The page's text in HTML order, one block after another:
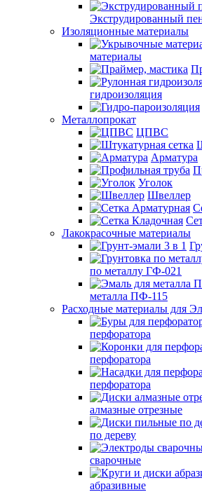
Экструдированный
Изоляционные материалы
материалы
гидроизоляция
Металлопрокат
ЦПВС
Арматура
Уголок
Швеллер
Лакокрасочные материалы
по металлу ГФ-021
металла ПФ-115
Расходные материалы для
перфоратора
перфоратора
перфоратора
алмазные отрезные
по дереву
сварочные
абразивные